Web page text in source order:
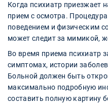
Когда психиатр приезжает
прием с осмотра.
поведением и физическим
может следит за мимикой,
Во время приема психиатр
симптомах, истории
Больной должен быть
максимально подробную
составить полную картину